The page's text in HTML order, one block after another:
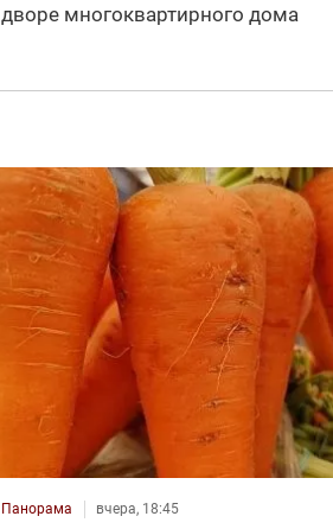
дворе многоквартирного дома
Панорама вчера, 18:45